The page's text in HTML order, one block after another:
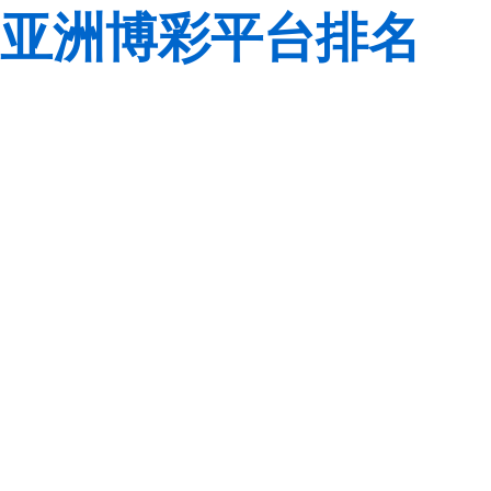
亚洲博彩平台排名